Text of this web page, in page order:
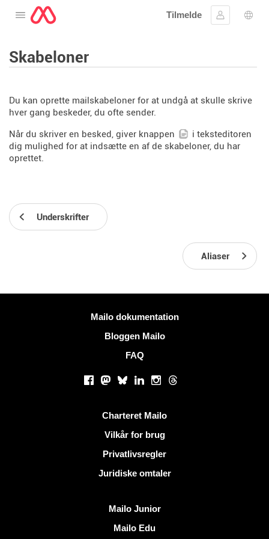
Åbne menuen
Tilmelde
Log ind
Skabeloner
Du kan oprette mailskabeloner for at undgå at skulle skrive
hver gang beskeder, du ofte sender.
Når du skriver en besked, giver knappen
i teksteditoren
dig mulighed for at indsætte en af ​​de skabeloner, du har
oprettet.
Underskrifter
Aliaser
Mailo dokumentation
Bloggen Mailo
FAQ
Facebook
Mastodon
BlueskyLinkedInInstagram
Threads
Charteret Mailo
Vilkår for brug
Privatlivsregler
Juridiske omtaler
Mailo Junior
Mailo Edu